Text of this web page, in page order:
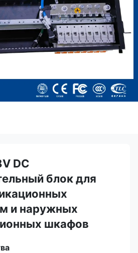
DC
блок для
и наружных
шкафов